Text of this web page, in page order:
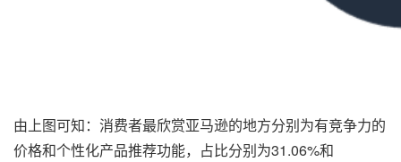
由上图可知：消费者最欣赏亚马逊的地方分别为有竞争力的
价格和个性化产品推荐功能，占比分别为31.06%和